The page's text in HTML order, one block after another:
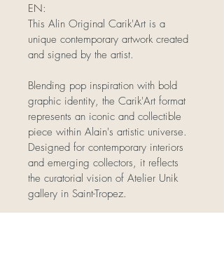
EN:
This Alin Original Carik'Art is a
unique contemporary artwork created
and signed by the artist.
Blending pop inspiration with bold
graphic identity, the Carik'Art format
represents an iconic and collectible
piece within Alain's artistic universe.
Designed for contemporary interiors
and emerging collectors, it reflects
the curatorial vision of Atelier Unik
gallery in Saint-Tropez.